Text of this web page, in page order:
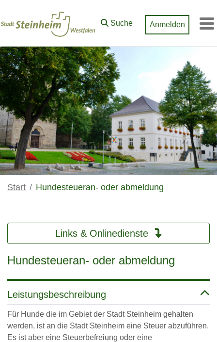
Suche Anmelden
Start Hundesteueran- oder abmeldung
Links & Onlinedienste
Hundesteueran- oder abmeldung
Leistungsbeschreibung
Für Hunde die im Gebiet der Stadt Steinheim gehalten
werden, ist an die Stadt Steinheim eine Steuer abzuführen.
Es ist aber eine Steuerbefreiung oder eine